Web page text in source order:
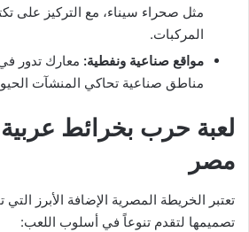
مثل صحراء سيناء، مع التركيز على
المركبات.
مواقع صناعية ونفطية: معارك تدور
مناطق صناعية تحاكي المنشآت
لعبة حرب بخرائط
مصر
تعتبر الخريطة المصرية الإضافة الأبرز
تصميمها لتقدم تنوعاً في أسلوب اللعب: